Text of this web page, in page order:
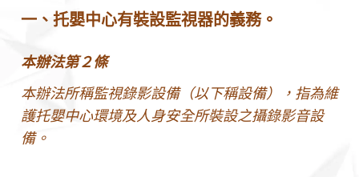
一、托嬰中心有裝設監視器的義務。
本辦法第２條
本辦法所稱監視錄影設備（以下稱設備），指為維
護托嬰中心環境及人身安全所裝設之攝錄影音設
備。